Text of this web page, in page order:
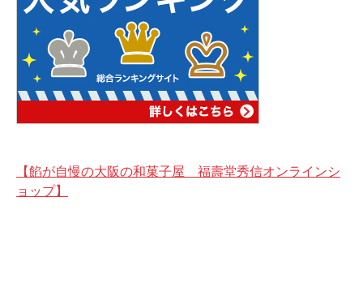
【餡が自慢の大阪の和菓子屋 福壽堂秀信オンラインシ
ョップ】